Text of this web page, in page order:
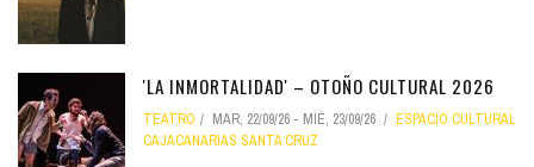
'LA INMORTALIDAD' – OTOÑO CULTURAL 2026
TEATRO MAR, 22/09/26 - MIÉ, 23/09/26
ESPACIO CULTURAL
CAJACANARIAS SANTA CRUZ